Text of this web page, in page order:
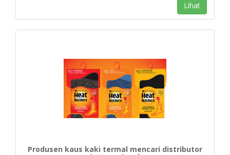
Lihat
Produsen kaus kaki termal mencari distributor